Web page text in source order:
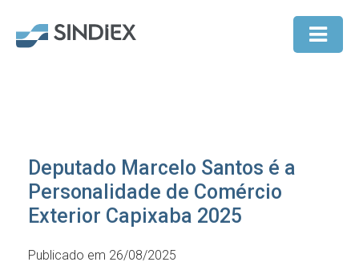
Deputado Marcelo Santos é a
Personalidade de Comércio
Exterior Capixaba 2025
Publicado em 26/08/2025